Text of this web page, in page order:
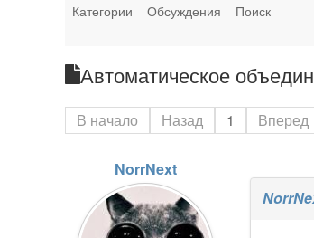
Категории Обсуждения Поиск
Автоматическое
В начало Назад 1 Вперед
NorrNext